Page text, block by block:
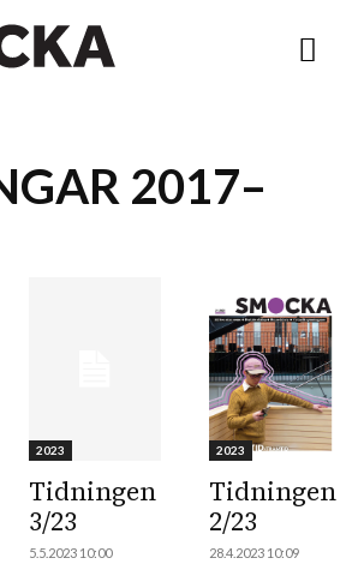
2017–
2023
Tidningen
3/23
5.5.2023 10:00
2023
Tidningen
2/23
28.4.2023 10:09